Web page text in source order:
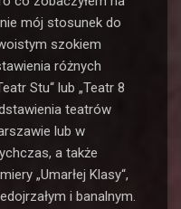
mój stosunek do
szokiem
różnych
Stu“ lub „Teatr 8
teatrów
lub w
a także
„Umarłej Klasy“,
i banalnym.